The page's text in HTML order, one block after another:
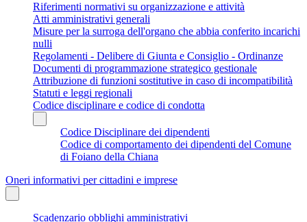
Riferimenti normativi su organizzazione e attività
Atti amministrativi generali
Misure per la surroga dell'organo che abbia conferito incarichi
nulli
Regolamenti - Delibere di Giunta e Consiglio - Ordinanze
Documenti di programmazione strategico gestionale
Attribuzione di funzioni sostitutive in caso di incompatibilità
Statuti e leggi regionali
Codice disciplinare e codice di condotta
Codice Disciplinare dei dipendenti
Codice di comportamento dei dipendenti del Comune
di Foiano della Chiana
Oneri informativi per cittadini e imprese
Scadenzario obblighi amministrativi